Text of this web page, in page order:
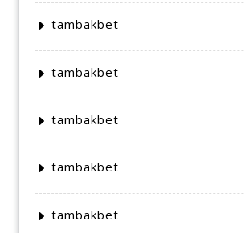
tambakbet
tambakbet
tambakbet
tambakbet
tambakbet